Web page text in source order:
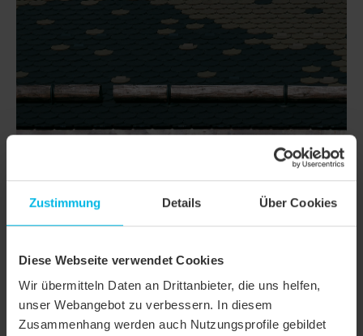
Zustimmung Details Über Cookies
Diese Webseite verwendet Cookies
Wir übermitteln Daten an Drittanbieter, die uns helfen,
unser Webangebot zu verbessern. In diesem
Zusammenhang werden auch Nutzungsprofile gebildet
DETAILS
Produktfamilie Biberschwanzziegel KLASSIK
Produktgruppe Dachziegel